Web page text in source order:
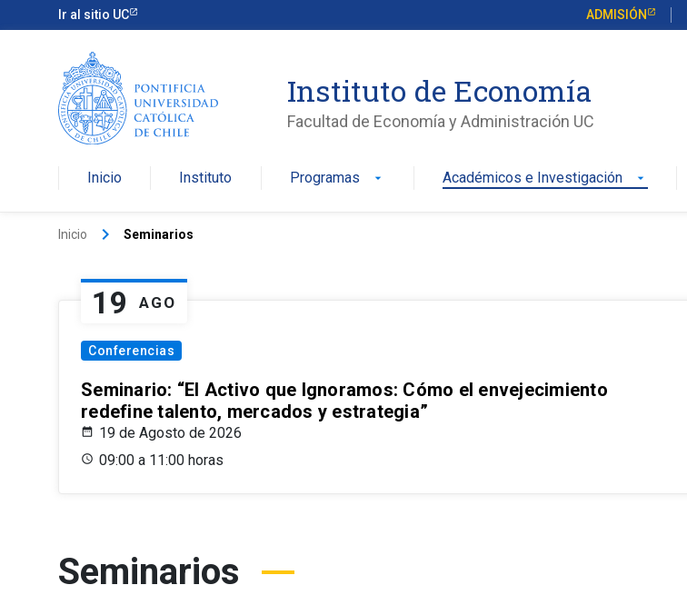
Ir al sitio UC ADMISIÓN
Instituto de Economía
Facultad de Economía y Administración UC
Inicio Instituto Programas arrow_drop_down Académicos e Investigación arrow_drop_down
Inicio keyboard_arrow_right Seminarios
19 AGO
Conferencias
Seminario: “El Activo que Ignoramos: Cómo el envejecimiento
redefine talento, mercados y estrategia”
19 de Agosto de 2026
09:00 a 11:00 horas
Seminarios